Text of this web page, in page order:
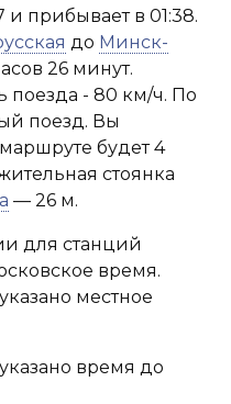
и прибывает в 01:38.
до Минск-
26 минут.
поезда - 80 км/ч. По
поезд. Вы
будет 4
стоянка
— 26 м.
для станций
время.
местное
время до